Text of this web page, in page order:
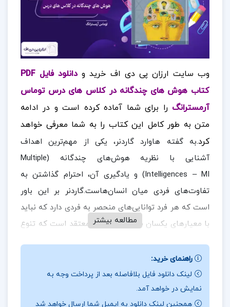
وب سایت ارزان پی دی اف خرید و
دانلود فایل PDF
کتاب هوش های چندگانه در کلاس های درس توماس
آرمسترانگرا برای شما آماده کرده است و در ادامه
متن به طور کامل این کتاب را به شما معرفی خواهد
کرد.به گفته هاوارد گاردنر، یکی از مهم‌ترین اهداف
آشنایی با نظریه هوش‌های چندگانه (Multiple
Intelligences – MI) و یادگیری آن، احترام گذاشتن به
تفاوت‌های فردی میان انسان‌هاست.گاردنر بر این باور
است که هر فرد توانایی‌های منحصر به فردی دارد که نباید
با معیارهای یکسان سنجیده شود.او معتقد است که تنوع
آن‌هاست و باید در فرآیندهای آموزشی و تربیتی مورد
توجه قرار گیرد.در ادامه همراهارزان پی دی اف باشید.
نقد و بررسی کتاب هوش های چندگانه در کلاس های
مطالعه بیشتر
راهنمای خرید:
لینک دانلود فایل بلافاصله بعد از پرداخت وجه به
نمایش در خواهد آمد.
همچنین لینک دانلود به ایمیل شما ارسال خواهد شد